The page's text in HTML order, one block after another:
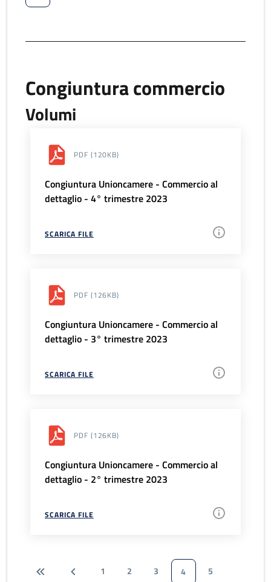
Congiuntura commercio
Volumi
PDF (120KB)
Congiuntura Unioncamere - Commercio al
dettaglio - 4° trimestre 2023
SCARICA FILE
PDF (126KB)
Congiuntura Unioncamere - Commercio al
dettaglio - 3° trimestre 2023
SCARICA FILE
PDF (126KB)
Congiuntura Unioncamere - Commercio al
dettaglio - 2° trimestre 2023
SCARICA FILE
1 2 3 4
5